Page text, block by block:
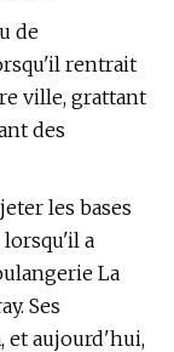
de
rentrait
ville, grattant
des
les bases
lorsqu'il a
La
Ses
et aujourd'hui,